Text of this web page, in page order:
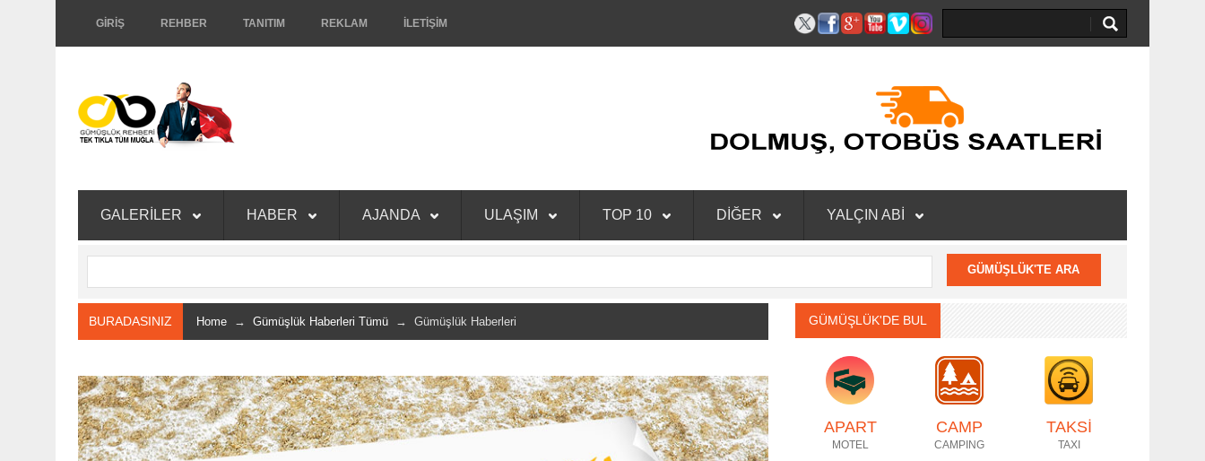
GİRİŞ REHBER TANITIM REKLAM İLETİŞİM
GALERİLER HABER AJANDA ULAŞIM TOP 10 DİĞER YALÇIN ABİ
BURADASINIZ Home → Gümüşlük Haberleri Tümü → Gümüşlük Haberleri GÜMÜŞLÜK'DE BUL
APART
MOTEL
CAMP
CAMPING
TAKSİ
TAXI